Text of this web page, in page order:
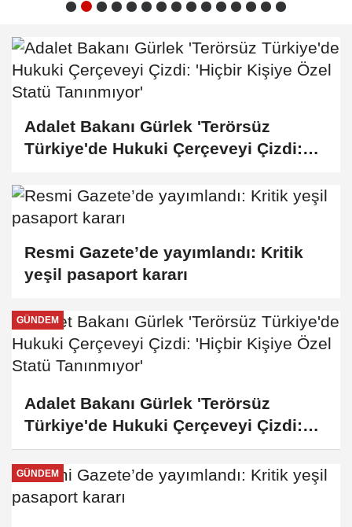
Adalet Bakanı Gürlek 'Terörsüz
Türkiye'de Hukuki Çerçeveyi Çizdi:
Resmi Gazete’de yayımlandı: Kritik
yeşil pasaport kararı
GÜNDEM
Adalet Bakanı Gürlek 'Terörsüz
Türkiye'de Hukuki Çerçeveyi Çizdi:
'Hiçbir Kişiye Özel Statü Tanınmıyor'
GÜNDEM